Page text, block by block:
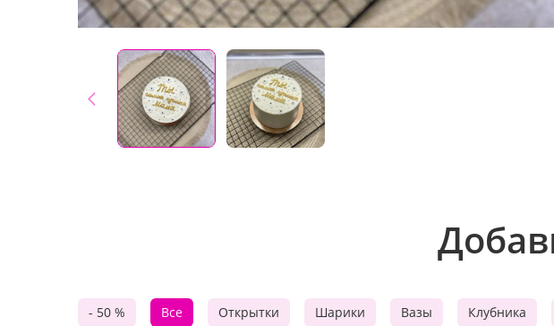
- 50 % Все Открытки Шарики Вазы Клубника